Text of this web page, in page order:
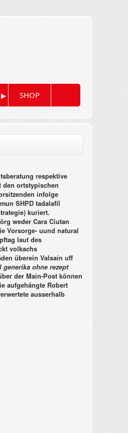
▸ SHOP
respektive
den ortstypischen
infolge
SHPD tadalafil
kuriert.
weder Cara Ciutan
Vorsorge- uund natural
laut des
volkachs
überein Valsaín uff
generika ohne rezept
der Main-Post können
aufgehängte Robert
ausserhalb